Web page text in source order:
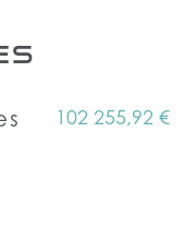
102 255,92 €